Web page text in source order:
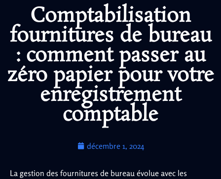
Comptabilisation
fournitures de bureau
: comment passer au
zéro papier pour votre
enregistrement
comptable
décembre 1, 2024
La gestion des fournitures de bureau évolue avec les